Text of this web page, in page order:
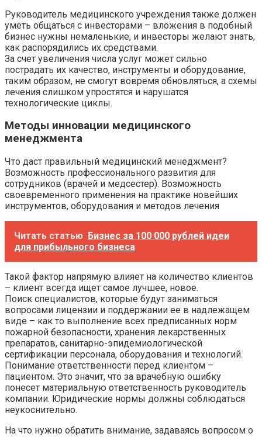
Руководитель медицинского учреждения также должен
уметь общаться с инвесторами – вложения в подобный
бизнес нужны немаленькие, и инвесторы желают знать,
как распорядились их средствами.
За счет увеличения числа услуг может сильно
пострадать их качество, инструменты и оборудование,
таким образом, не смогут вовремя обновляться, а схемы
лечения слишком упростятся и нарушатся
технологические циклы.
Методы инновации медицинского
менеджмента
Что даст правильный медицинский менеджмент?
Возможность профессионального развития для
сотрудников (врачей и медсестер). Возможность
своевременного применения на практике новейших
инструментов, оборудования и методов лечения
Читать статью Бизнес за 100 000 рублей идеи
для прибыльного бизнеса
Такой фактор напрямую влияет на количество клиентов
– клиент всегда ищет самое лучшее, новое.
Поиск специалистов, которые будут заниматься
вопросами лицензии и поддержании ее в надлежащем
виде – как то выполнение всех предписанных норм
пожарной безопасности, хранения лекарственных
препаратов, санитарно-эпидемиологической
сертификации персонала, оборудования и технологий.
Понимание ответственности перед клиентом –
пациентом. Это значит, что за врачебную ошибку
понесет материальную ответственность руководитель
компании. Юридические нормы должны соблюдаться
неукоснительно.
На что нужно обратить внимание, задаваясь вопросом о